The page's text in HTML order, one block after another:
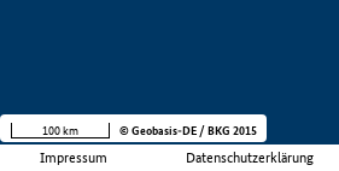
Impressum Datenschutzerklärung
100 km © Geobasis-DE / BKG 2015